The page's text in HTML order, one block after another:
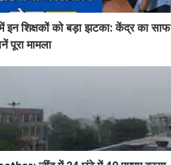
में इन शिक्षकों को बड़ा झटका: केंद्र का साफ
पूरा मामला